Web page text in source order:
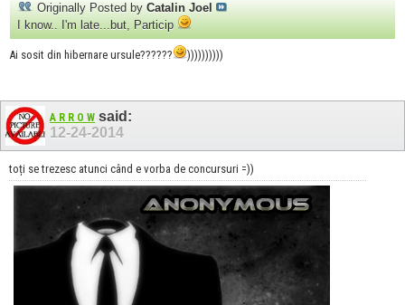
Originally Posted by Catalin Joel
I know.. I'm late...but, Particip
Ai sosit din hibernare ursule?????? ))))))))))
A R R O W said:
12-24-2014
toți se trezesc atunci când e vorba de concursuri =))